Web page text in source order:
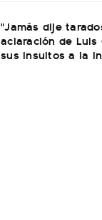
"Jamás dije
aclaración de Luis
sus insultos a la